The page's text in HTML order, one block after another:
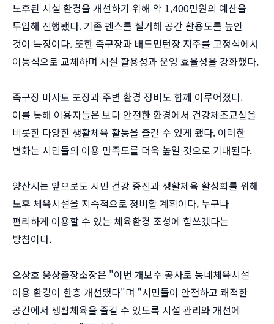
노후된 시설 환경을 개선하기 위해 약 1,400만원의 예산을
투입해 진행됐다. 기존 펜스를 철거해 공간 활용도를 높인
것이 특징이다. 또한 족구장과 배드민턴장 지주를 고정식에서
이동식으로 교체하며 시설 활용성과 운영 효율성을 강화했다.
족구장 마사토 포장과 주변 환경 정비도 함께 이루어졌다.
이를 통해 이용자들은 보다 안전한 환경에서 건강체조교실을
비롯한 다양한 생활체육 활동을 즐길 수 있게 됐다. 이러한
변화는 시민들의 이용 만족도를 더욱 높일 것으로 기대된다.
양산시는 앞으로도 시민 건강 증진과 생활체육 활성화를 위해
노후 체육시설을 지속적으로 정비할 계획이다. 누구나
편리하게 이용할 수 있는 체육환경 조성에 힘쓰겠다는
방침이다.
오상호 웅상출장소장은 "이번 개보수 공사로 동네체육시설
이용 환경이 한층 개선됐다"며 "시민들이 안전하고 쾌적한
공간에서 생활체육을 즐길 수 있도록 시설 관리와 개선에